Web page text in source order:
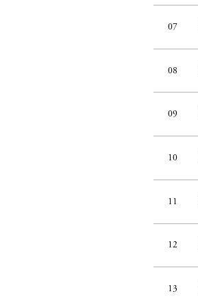
07
08
09
10
11
12
13